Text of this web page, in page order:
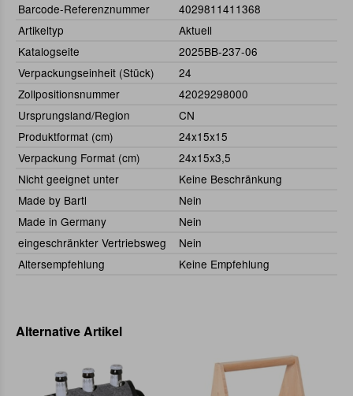
Barcode-Referenznummer
4029811411368
Artikeltyp
Aktuell
Katalogseite
2025BB-237-06
Verpackungseinheit (Stück)
24
Zollpositionsnummer
42029298000
Ursprungsland/Region
CN
Produktformat (cm)
24x15x15
Verpackung Format (cm)
24x15x3,5
Nicht geeignet unter
Keine Beschränkung
Made by Bartl
Nein
Made in Germany
Nein
eingeschränkter Vertriebsweg
Nein
Altersempfehlung
Keine Empfehlung
Alternative Artikel